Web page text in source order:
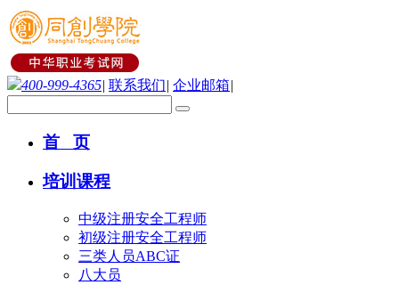
400-999-4365| 联系我们| 企业邮箱|
首 页
培训课程
中级注册安全工程师
初级注册安全工程师
三类人员ABC证
八大员